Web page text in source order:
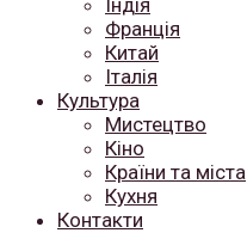
Індія
Франція
Китай
Італія
Культура
Мистецтво
Кіно
Країни та міста
Кухня
Контакти